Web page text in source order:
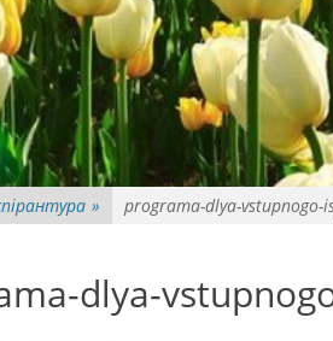
» programa-dlya-vstupnogo-
dlya-